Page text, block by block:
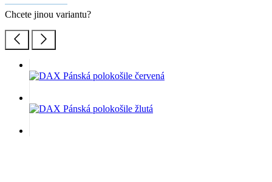
Chcete jinou variantu?